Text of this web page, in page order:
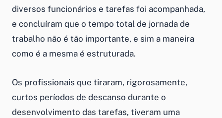
diversos funcionários e tarefas foi acompanhada,
e concluíram que o tempo total de jornada de
trabalho não é tão importante, e sim a maneira
como é a mesma é estruturada.
Os profissionais que tiraram, rigorosamente,
curtos períodos de descanso durante o
desenvolvimento das tarefas, tiveram uma